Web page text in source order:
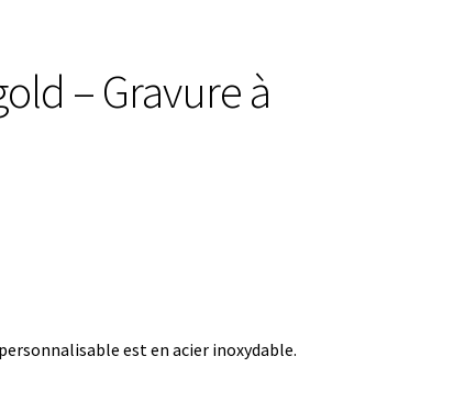
– Gravure à
est en acier inoxydable.